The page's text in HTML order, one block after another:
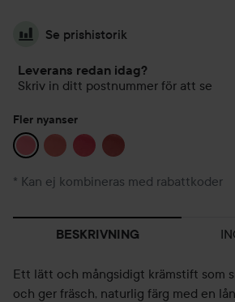
Se prishistorik
Leverans redan idag?
Skriv in ditt postnummer för att se
Fler nyanser
* Kan ej kombineras med rabattkoder
BESKRIVNING
Ett lätt och mångsidigt krämstift som
och ger fräsch, naturlig färg med en